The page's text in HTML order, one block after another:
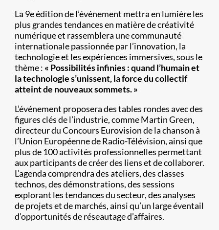
La 9e édition de l’événement mettra en lumière les
plus grandes tendances en matière de créativité
numérique et rassemblera une communauté
internationale passionnée par l’innovation, la
technologie et les expériences immersives, sous le
thème : « Possibilités infinies : quand l’humain et
la technologie s’unissent, la force du collectif
atteint de nouveaux sommets. »
L’événement proposera des tables rondes avec des
figures clés de l’industrie, comme Martin Green,
directeur du Concours Eurovision de la chanson à
l’Union Européenne de Radio-Télévision, ainsi que
plus de 100 activités professionnelles permettant
aux participants de créer des liens et de collaborer.
L’agenda comprendra des ateliers, des classes
technos, des démonstrations, des sessions
explorant les tendances du secteur, des analyses
de projets et de marchés, ainsi qu’un large éventail
d’opportunités de réseautage d’affaires.